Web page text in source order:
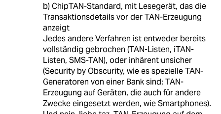
b) ChipTAN-Standard, mit Lesegerät, das die
Transaktionsdetails vor der TAN-Erzeugung
anzeigt
Jedes andere Verfahren ist entweder bereits
vollständig gebrochen (TAN-Listen, iTAN-
Listen, SMS-TAN), oder inhärent unsicher
(Security by Obscurity, wie es spezielle TAN-
Generatoren von einer Bank sind; TAN-
Erzeugung auf Geräten, die auch für andere
Zwecke eingesetzt werden, wie Smartphones).